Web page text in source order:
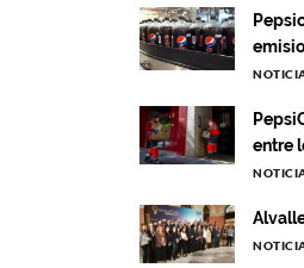
entre